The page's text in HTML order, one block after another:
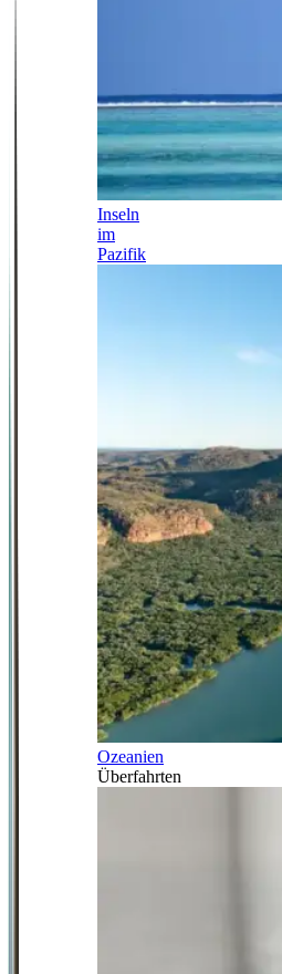
Inseln
im
Pazifik
Ozeanien
Überfahrten